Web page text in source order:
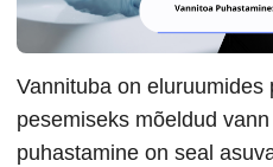
Vannituba on eluruumides
pesemiseks mõeldud
puhastamine on seal